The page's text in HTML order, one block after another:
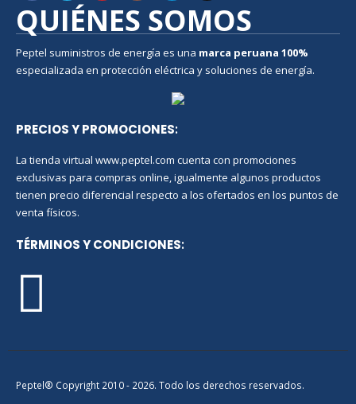
QUIÉNES SOMOS
Peptel suministros de energía es una marca peruana 100%
especializada en protección eléctrica y soluciones de energía.
PRECIOS Y PROMOCIONES:
La tienda virtual www.peptel.com cuenta con promociones
exclusivas para compras online, igualmente algunos productos
tienen precio diferencial respecto a los ofertados en los puntos de
venta físicos.
TÉRMINOS Y CONDICIONES:
Peptel® Copyright 2010 - 2026. Todo los derechos reservados.